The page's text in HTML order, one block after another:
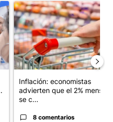
título "Kicillof apuntó contra
Un artículo de tendencia con
Inflación: economistas
advierten que el 2% mensual
se c...
8 comentarios